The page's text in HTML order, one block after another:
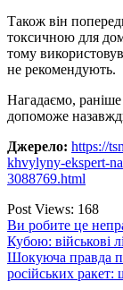
Також він
токсичною для
тому
не рекомендують.
Нагадаємо,
допоможе
Джерело: https://
khvylyny-ekspert-
3088769.html
Post Views: 168
Навигация
по
записям
Ви робите це
Кубою: військові
Шокуюча правда
російських ракет: